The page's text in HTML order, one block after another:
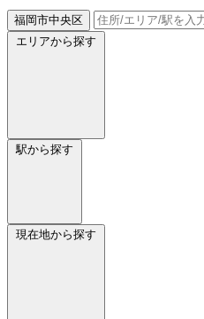
福岡市中央区
エリアから探す
駅から探す
現在地から探す